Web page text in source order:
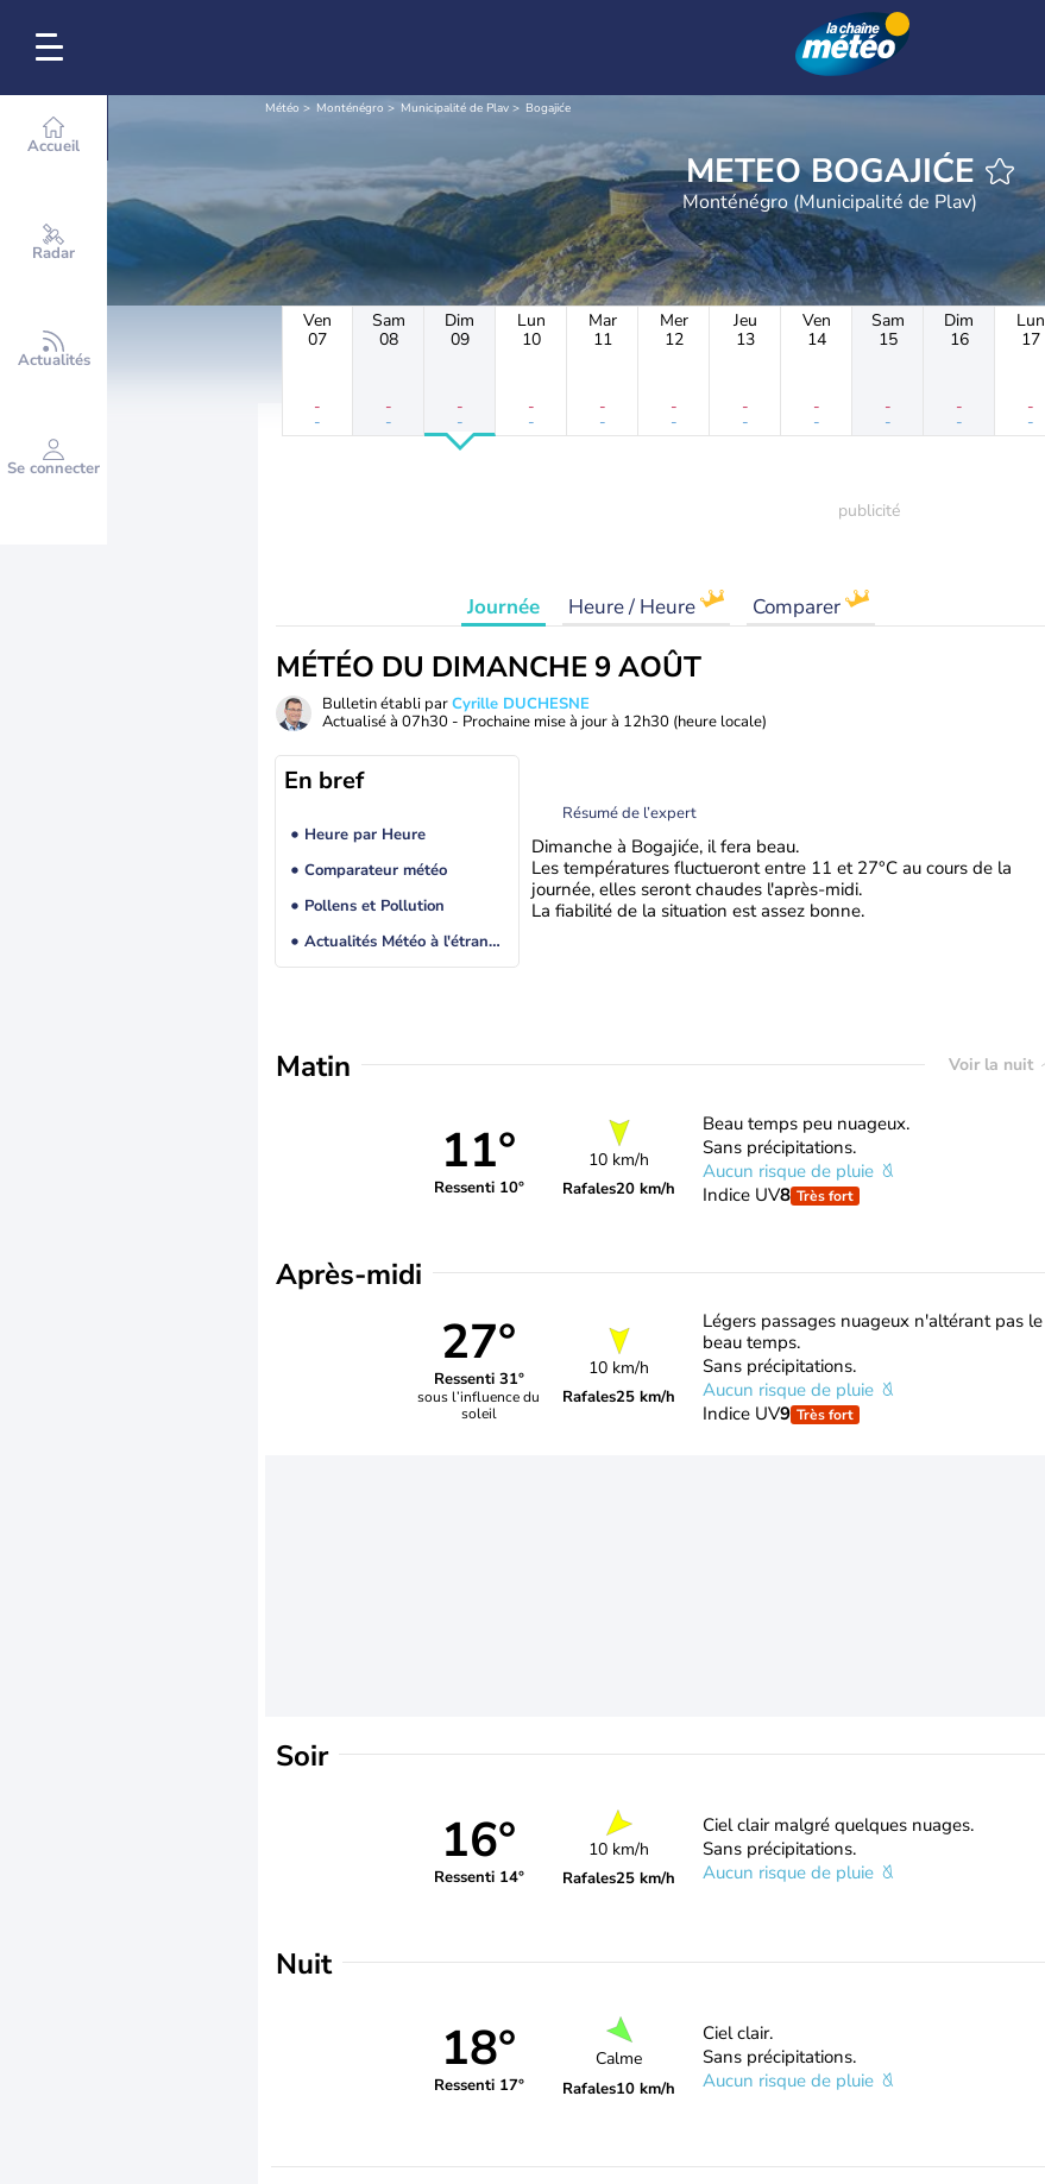
Accueil
Radar
Actualités
Se connecter
Météo Monténégro Municipalité de Plav Bogajiće
METEO BOGAJIĆE
Monténégro (Municipalité de Plav)
Ven
07
-
-
Sam
08
-
-
Dim
09
-
-
Lun
10
-
-
Mar
11
-
-
Mer
12
-
-
Jeu
13
-
-
Ven
14
-
-
Sam
15
-
-
Dim
16
-
-
Lun
17
-
-
Journée Heure / Heure Comparer
MÉTÉO DU DIMANCHE 9 AOÛT
Bulletin établi parCyrille DUCHESNE
Actualisé à 07h30 - Prochaine mise à jour à 12h30 (heure locale)
En bref
Heure par Heure
Comparateur météo
Pollens et Pollution
Actualités Météo à l'étranger
Résumé de l’expert
Dimanche à Bogajiće, il fera beau.
Les températures fluctueront entre 11 et 27°C au cours de la
journée, elles seront chaudes l'après-midi.
La fiabilité de la situation est assez bonne.
Matin Voir la nuit
11°
Ressenti 10°
10 km/h
Rafales20 km/h
Beau temps peu nuageux.
Sans précipitations.
Aucun risque de pluie
Indice UV8 Très fort
Après-midi
27°
Ressenti 31°
sous l’influence du
soleil
10 km/h
Rafales25 km/h
Légers passages nuageux n'altérant pas le
beau temps.
Sans précipitations.
Aucun risque de pluie
Indice UV9 Très fort
Soir
16°
Ressenti 14°
10 km/h
Rafales25 km/h
Ciel clair malgré quelques nuages.
Sans précipitations.
Aucun risque de pluie
Nuit
18°
Ressenti 17°
Calme
Rafales10 km/h
Ciel clair.
Sans précipitations.
Aucun risque de pluie